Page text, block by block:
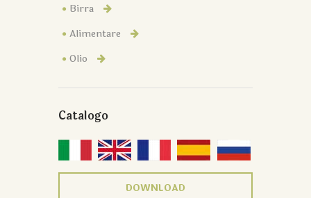
Birra
Alimentare
Olio
Catalogo
DOWNLOAD